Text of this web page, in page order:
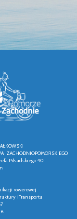
ZACHODNIOPOMORSKIEGO
Piłsudskiego 40
rowerowej
i Transportu